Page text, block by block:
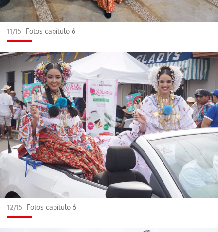
11/15 Fotos capítulo 6
12/15 Fotos capítulo 6